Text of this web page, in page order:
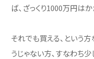
ば、ざっくり1000万円はか
それでも買える、という
うじゃない方、すなわち